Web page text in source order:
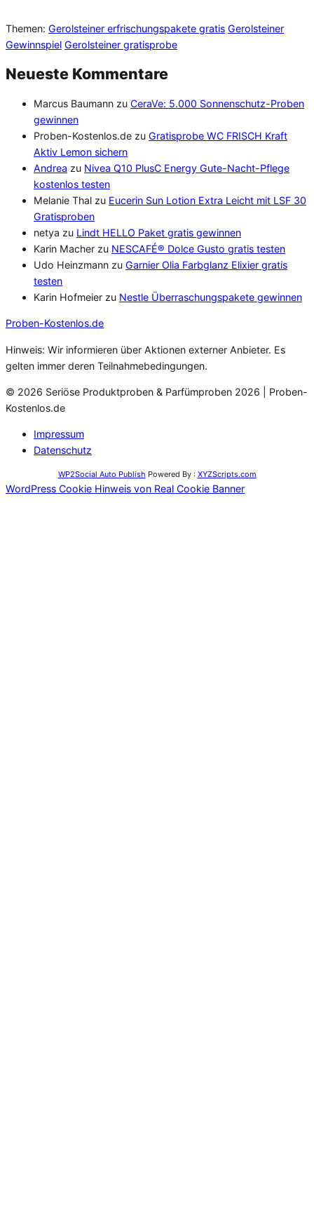
Themen: Gerolsteiner erfrischungspakete gratis Gerolsteiner
Gewinnspiel Gerolsteiner gratisprobe
Neueste Kommentare
Marcus Baumann zu CeraVe: 5.000 Sonnenschutz-Proben
gewinnen
Proben-Kostenlos.de zu Gratisprobe WC FRISCH Kraft
Aktiv Lemon sichern
Andrea zu Nivea Q10 PlusC Energy Gute-Nacht-Pflege
kostenlos testen
Melanie Thal zu Eucerin Sun Lotion Extra Leicht mit LSF 30
Gratisproben
netya zu Lindt HELLO Paket gratis gewinnen
Karin Macher zu NESCAFÉ® Dolce Gusto gratis testen
Udo Heinzmann zu Garnier Olia Farbglanz Elixier gratis
testen
Karin Hofmeier zu Nestle Überraschungspakete gewinnen
Proben-Kostenlos.de
Hinweis: Wir informieren über Aktionen externer Anbieter. Es
gelten immer deren Teilnahmebedingungen.
© 2026 Seriöse Produktproben & Parfümproben 2026 | Proben-
Kostenlos.de
Impressum
Datenschutz
WP2Social Auto Publish Powered By : XYZScripts.com
WordPress Cookie Hinweis von Real Cookie Banner